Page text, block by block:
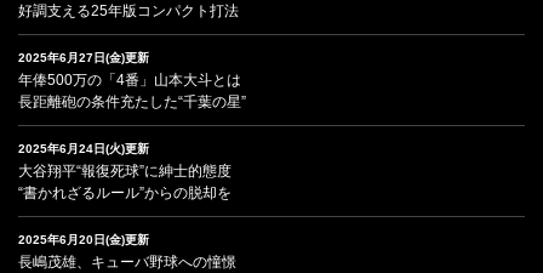
好調支える25年版コンパクト打法
2025年6月27日(金)更新
年俸500万の「4番」山本大斗とは
長距離砲の条件充たした“千葉の星”
2025年6月24日(火)更新
大谷翔平“報復死球”に紳士的態度
“書かれざるルール”からの脱却を
2025年6月20日(金)更新
長嶋茂雄、キューバ野球への憧憬